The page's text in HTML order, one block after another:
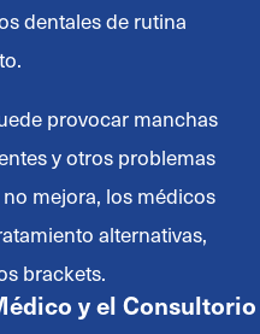
dentales de rutina
provocar manchas
y otros problemas
mejora, los médicos
alternativas,
brackets.
y el Consultorio